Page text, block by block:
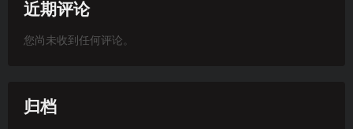
近期评论
您尚未收到任何评论。
归档